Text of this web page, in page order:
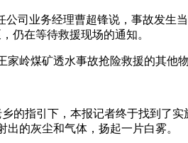
司业务经理曹超锋说，事故发
仍在等待救援现场的通知。
岭煤矿透水事故抢险救援的其他
的指引下，本报记者终于找到了
的灰尘和气体，扬起一片白雾。